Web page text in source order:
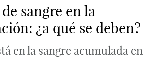
sangre en la
¿a qué se deben?
en la sangre acumulada en